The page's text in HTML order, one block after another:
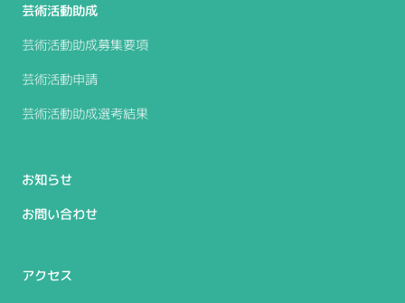
芸術活動助成
芸術活動助成募集要項
芸術活動申請
芸術活動助成選考結果
お知らせ
お問い合わせ
アクセス